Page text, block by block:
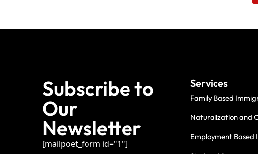
Subscribe to
Our
Newsletter
[mailpoet_form id="1"]
Services
Family Based
Naturalization and
Employment Based